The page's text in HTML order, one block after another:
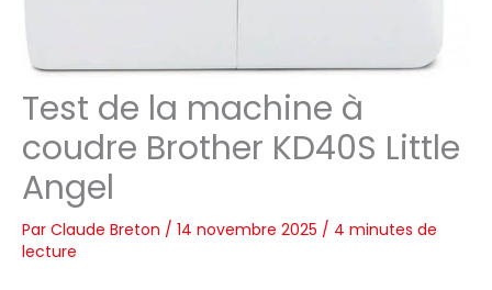
Test de la machine à
coudre Brother KD40S Little
Angel
Par Claude Breton / 14 novembre 2025 / 4 minutes de
lecture